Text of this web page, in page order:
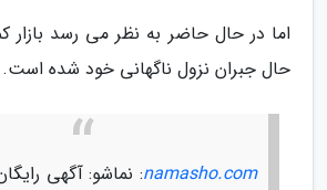
اما در حال حاضر به نظر می رسد بازار
حال جبران نزول ناگهانی خود شده است.
namasho.com: نماشو: آگهی